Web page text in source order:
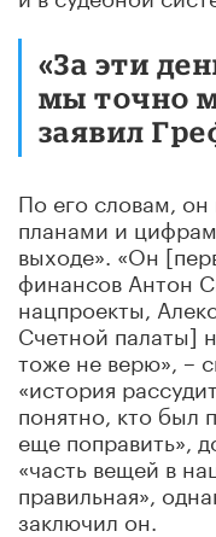
«За эти
мы точно
заявил
По его словам, он
планами и
выходе». «Он
финансов Антон
нацпроекты,
Счетной палаты]
тоже не верю», –
«история
понятно, кто был
еще поправить»,
«часть вещей в
правильная»,
заключил он.